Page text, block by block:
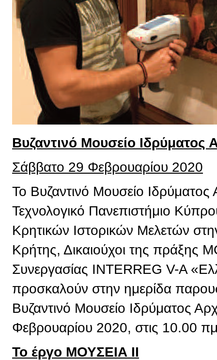
Βυζαντινό Μουσείο Ιδρύματος
Σάββατο 29 Φεβρουαρίου 2020
Το Βυζαντινό Μουσείο
Τεχνολογικό Πανεπιστήμιο
Κρητικών Ιστορικών Μελετών
Κρήτης, Δικαιούχοι της πράξης
Συνεργασίας INTERREG V-A
προσκαλούν στην ημερίδα
Βυζαντινό Μουσείο Ιδρύματος
Φεβρουαρίου 2020, στις 10.00
Το έργο ΜΟΥΣΕΙΑ ΙΙ